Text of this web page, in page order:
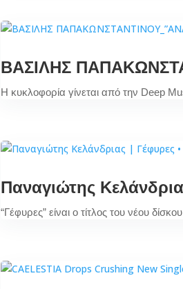
ΒΑΣΙΛΗΣ
Η κυκλοφορία γίνεται από την Deep
Παναγιώτης
“Γέφυρες” είναι ο τίτλος του νέου